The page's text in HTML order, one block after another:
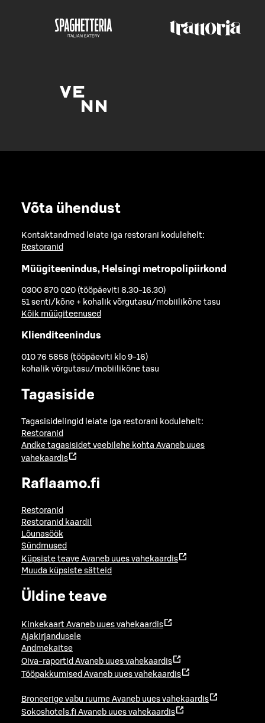
Võta ühendust
Kontaktandmed leiate iga restorani kodulehelt:
Restoranid
Müügiteenindus, Helsingi metropolipiirkond
0300 870 020 (tööpäeviti 8.30-16.30)
51 senti/kõne + kohalik võrgutasu/mobiilikõne tasu
Kõik müügiteenused
Klienditeenindus
010 76 5858 (tööpäeviti klo 9-16)
kohalik võrgutasu/mobiilikõne tasu
Tagasiside
Tagasisidelingid leiate iga restorani kodulehelt:
Restoranid
Andke tagasisidet veebilehe kohta Avaneb uues
vahekaardis
Raflaamo.fi
Restoranid
Restoranid kaardil
Lõunasöök
Sündmused
Küpsiste teave Avaneb uues vahekaardis
Muuda küpsiste sätteid
Üldine teave
Kinkekaart Avaneb uues vahekaardis
Ajakirjandusele
Andmekaitse
Oiva-raportid Avaneb uues vahekaardis
Tööpakkumised Avaneb uues vahekaardis
Broneerige vabu ruume Avaneb uues vahekaardis
Sokoshotels.fi Avaneb uues vahekaardis